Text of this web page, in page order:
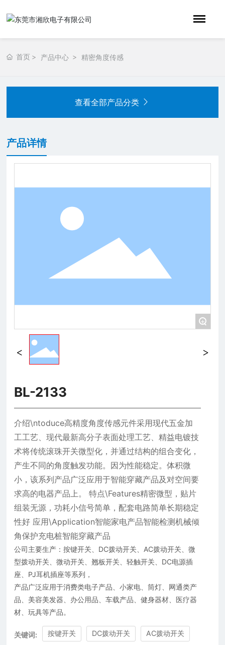
首页 产品中心 精密角度传感
查看全部产品分类
产品详情
+
BL-2133
介绍\ntoduce高精度角度传感元件采用现代五金加
工工艺、现代最新高分子表面处理工艺、精益电镀技
术将传统滚珠开关微型化，并通过结构的组合变化，
产生不同的角度触发功能。因为性能稳定。体积微
小，该系列产品广泛应用于智能穿藏产品及对空间要
求高的电器产品上。 特点\Features精密微型，贴片
组装无源，功耗小信号简单，配套电路简单长期稳定
性好 应用\Application智能家电产品智能检测机械倾
角保护充电桩智能穿藏产品
公司主要生产：按键开关、DC拨动开关、AC拨动开关、微
型拨动开关、微动开关、翘板开关、轻触开关、DC电源插
座、PJ耳机插座等系列，
产品广泛应用于消费类电子产品、小家电、筒灯、网通类产
品、美容美发器、办公用品、车载产品、健身器材、医疗器
材、玩具等产品。
关键词: 按键开关 DC拨动开关 AC拨动开关